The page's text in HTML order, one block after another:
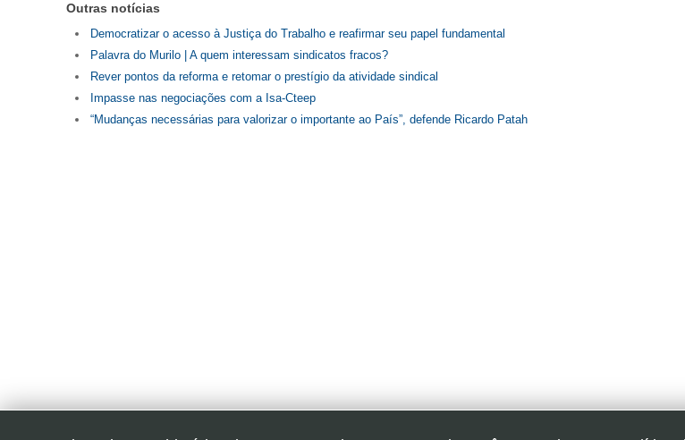
Outras notícias
Democratizar o acesso à Justiça do Trabalho e reafirmar seu papel fundamental
Palavra do Murilo | A quem interessam sindicatos fracos?
Rever pontos da reforma e retomar o prestígio da atividade sindical
Impasse nas negociações com a Isa-Cteep
“Mudanças necessárias para valorizar o importante ao País”, defende Ricardo Patah